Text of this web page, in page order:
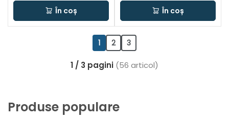
În coș În coș
1 2 3
1 / 3 pagini (56 articol)
Produse populare